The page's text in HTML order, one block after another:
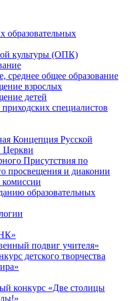
образовательных
культуры (ОПК)
среднее общее образование
взрослых
детей
специалистов
Концепция Русской
Церкви
Присутствия по
просвещения и диаконии
образовательных
подвиг учителя»
детского творчества
конкурс «Две столицы